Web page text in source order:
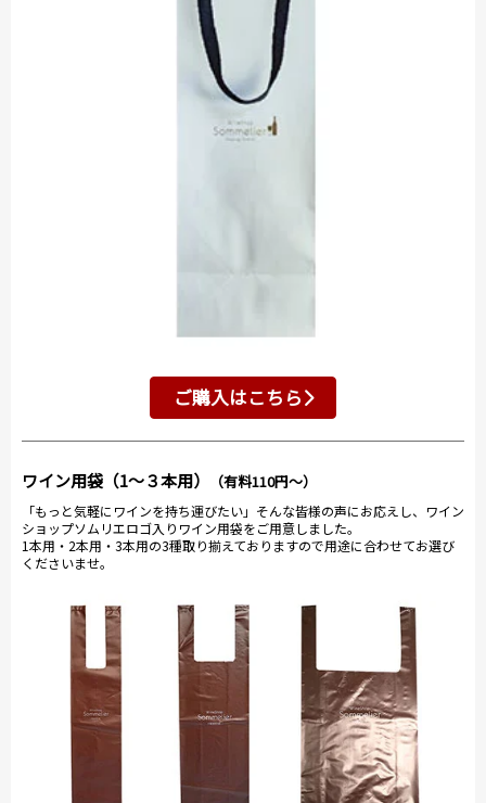
ご購入はこちら
ワイン用袋（1～３本用） （有料110円～）
「もっと気軽にワインを持ち運びたい」そんな皆様の声にお応えし、ワイン
ショップソムリエロゴ入りワイン用袋をご用意しました。
1本用・2本用・3本用の3種取り揃えておりますので用途に合わせてお選び
くださいませ。